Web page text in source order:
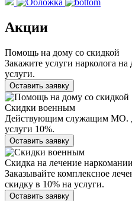
Акции
Помощь на дому со скидкой
Закажите услуги нарколога
услуги.
Оставить заявку
Скидки военным
Действующим служащим МО.
услуги 10%.
Оставить заявку
Скидка на лечение наркомании
Заказывайте комплексное
скидку в 10% на услуги.
Оставить заявку